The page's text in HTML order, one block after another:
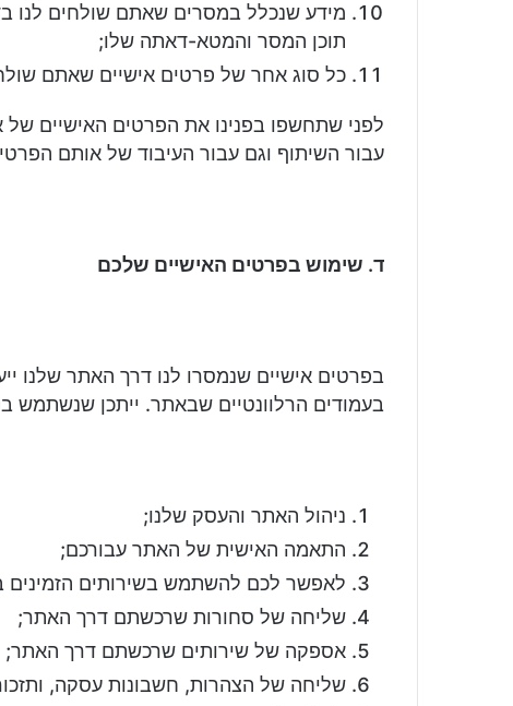
מידע שנכלל במסרים שאתם שולחים לנו
תוכן המסר והמטא-דאתה שלו;
כל סוג אחר של פרטים אישיים שאתם
לפני שתחשפו בפנינו את הפרטים האישיים
עבור השיתוף וגם עבור העיבוד של אותם
ד. שימוש בפרטים האישיים שלכם
בפרטים אישיים שנמסרו לנו דרך האתר שלנו
בעמודים הרלוונטיים שבאתר. ייתכן
ניהול האתר והעסק שלנו;
התאמה האישית של האתר עבורכם;
לאפשר לכם להשתמש בשירותים הזמינים
שליחה של סחורות שרכשתם דרך האתר;
אספקה של שירותים שרכשתם דרך האתר;
שליחה של הצהרות, חשבונות עסקה,